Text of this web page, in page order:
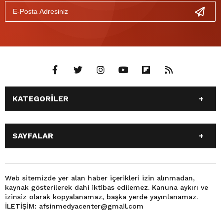
KATEGORİLER
ANASAYFA
GÜNDEM
SİYASET
SPOR
EKONOMİ
TEKNOLOJİ
3. SAYFA
BÜYÜKŞEHİR BELEDİYESİ
DÜNYA
FOTO GALERİ
KÜLTÜR SANAT
MAGAZİN
OTOMOBİL
SAYFALAR
SİYASET
EĞİTİM
SPOR
EKONOMİ
TEKNOLOJİ
3. SAYFA
Web sitemizde yer alan haber içerikleri izin alınmadan,
kaynak gösterilerek dahi iktibas edilemez. Kanuna aykırı ve
izinsiz olarak kopyalanamaz, başka yerde yayınlanamaz.
İLETİŞİM: afsinmedyacenter@gmail.com